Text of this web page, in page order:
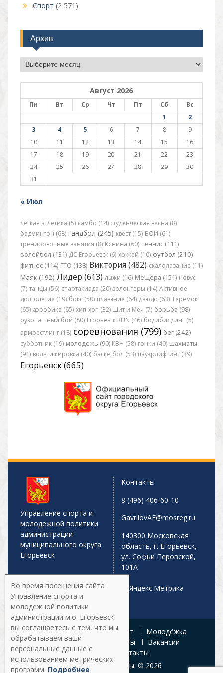
Спорт (2 571)
Архив
Архив
Август 2026
Пн Вт Ср Чт Пт Сб
Вс
1
2
3
4 5 6 7 8
9
10
11 12 13 14 15
16
17
18 19 20 21 22
23
24
25 26 27 28 29
30
31
« Июл
лёгкая атлетика (5) самбо (14) студенческая весна (8)
бадминтон (68) гандбол (245) квест (15) ВОИ (61)
тренировочные занятия (8) Конина (60) теннис (111)
волейбол (131) ДС Егорьевск (6) хоккей (10) футбол (210)
фитнес (114) ГТО (138) Виктория (482) скалолазание (11)
Маяк (192) Лидер (613) лыжи (16) Мещера (151) новус
(7) танцы (56) спартакиада (20) волонтеры (14) Активное
долголетие (19) бокс (50) плавание (64) дзюдо (63) Теремок
(65) аэробика (65) хип-хоп (32) Щит и Меч (7) борьба (98)
рукопашный бой (80) Егорьевск RUN (46) бодибилдинг (5)
армрестлинг (18) соревнования (799) бег (242)
субботник (19) молодежь (90) КВН (58) гонки (40) шахматы
(91) вольтижировка (40) баскетбол (53) пауэрлифтинг (39)
Егорьевск (665)
Управление спорта и
молодежной политики
администрации
муниципального округа
Егорьевск
Контакты
8 (496) 406-60-10
GavrilovAE@mosreg.ru
140300 Московская
область, г. Егорьевск,
ул. Софьи Перовской,
101А
Главная Афиша Спорт
Молодёжка
Управление
Документы
Вакансии
Галерея
Контакты
Все права защищены. © 2026
Во время посещения сайта
Управление спорта и
молодежной политики
администрации м.о. Егорьевск
вы соглашаетесь с тем, что мы
обрабатываем ваши
персональные данные с
использованием метрических
программ. Подробнее